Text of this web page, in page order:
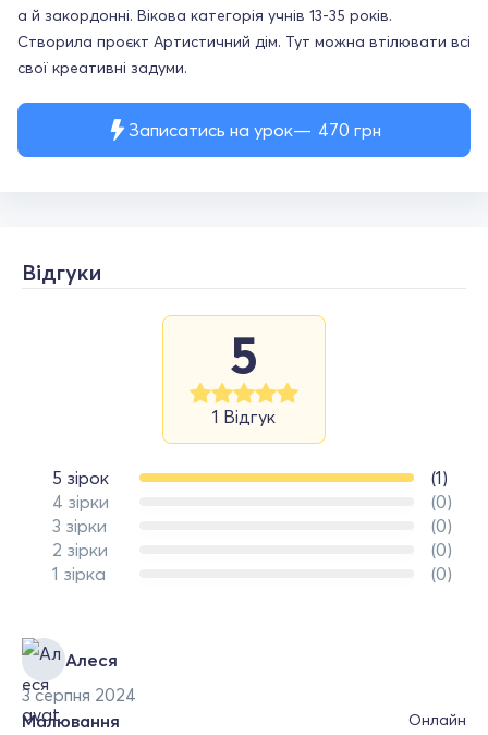
Записатись на урок 470 грн
а й закордонні. Вікова категорія учнів 13-35 років.
Створила проєкт Артистичний дім. Тут можна втілювати всі
свої креативні задуми.
Відгуки
5
1 Відгук
5 зірок
(1)
4 зірки
(0)
3 зірки
(0)
2 зірки
(0)
1 зірка
(0)
Алеся
3 серпня 2024
Онлайн
Малювання